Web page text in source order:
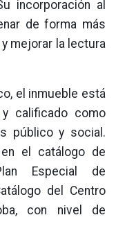
incorporación al
de forma más
mejorar la lectura
el inmueble está
calificado como
público y social.
el catálogo de
Especial de
del Centro
con nivel de